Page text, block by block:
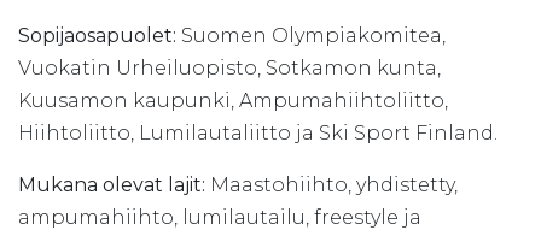
Sopijaosapuolet: Suomen Olympiakomitea,
Vuokatin Urheiluopisto, Sotkamon kunta,
Kuusamon kaupunki, Ampumahiihtoliitto,
Hiihtoliitto, Lumilautaliitto ja Ski Sport Finland.
Mukana olevat lajit: Maastohiihto, yhdistetty,
ampumahiihto, lumilautailu, freestyle ja